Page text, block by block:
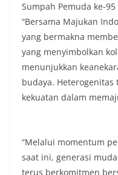
Sumpah Pemuda ke-
“Bersama Majukan
yang bermakna
yang menyimbolkan
menunjukkan
budaya.
kekuatan dalam
“Melalui momentum
saat ini, generasi
terus berkomitmen